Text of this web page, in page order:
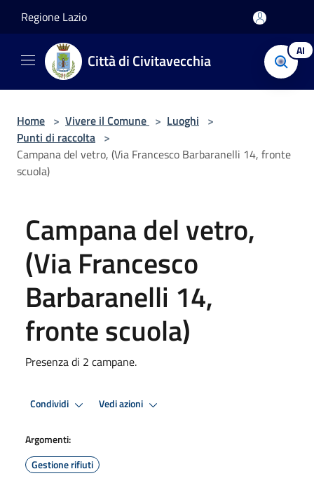
Regione Lazio
Città di Civitavecchia AI
Home > Vivere il Comune > Luoghi >
Punti di raccolta >
Campana del vetro, (Via Francesco Barbaranelli 14, fronte
scuola)
Campana del vetro,
(Via Francesco
Barbaranelli 14,
fronte scuola)
Presenza di 2 campane.
Condividi Vedi azioni
Argomenti:
Gestione rifiuti